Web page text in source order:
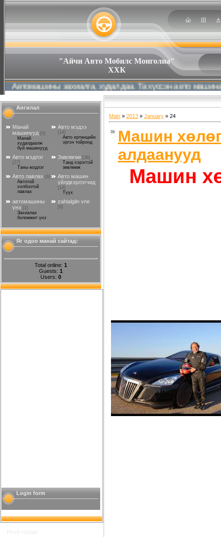
"Айчи Авто Мобилс Монголиа"
ХХК
захиалга, худалдаа. Та хүссэн авто машинаа
Ангилал
Манай
машинууд [0]
Манай
худалдаалж
буй машинууд
Авто мэдээ
[14]
Авто ертөнцийн
эргэн тойронд
Авто мэдлэг
[27]
Таны мэдлэг
Зөвлөгөө
[36]
Танд хэрэгтэй
зөвлөмж
Авто лавлах
[6]
Автотой
холбоотой
лавлах
Авто машин
үйлдвэрлэгчид
[14]
Түүх
автомашины
үнэ
[1]
Захиалах
боломжит үнэ
zahialgiin vne
[0]
Яг одоо манай сайтад:
Total online: 1
Guests: 1
Users: 0
Login form
Нүүр хуудас
Main » 2013 » January » 24
Машин
алдаанууд
Машин